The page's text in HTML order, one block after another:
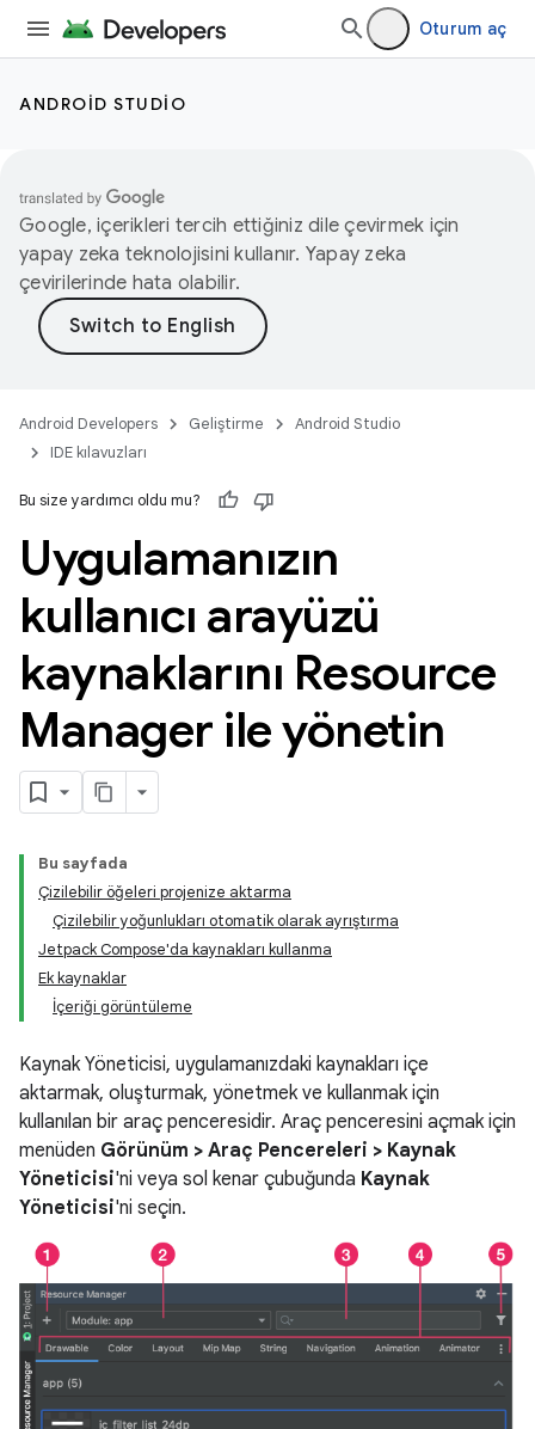
Oturum aç
ANDROID STUDIO
Google, içerikleri tercih ettiğiniz dile çevirmek için
yapay zeka teknolojisini kullanır. Yapay zeka
çevirilerinde hata olabilir.
Android Developers Geliştirme
Android Studio
IDE kılavuzları
Bu size yardımcı oldu mu?
Uygulamanızın
kullanıcı arayüzü
kaynaklarını Resource
Manager ile yönetin
Bu sayfada
Çizilebilir öğeleri projenize aktarma
Çizilebilir yoğunlukları otomatik olarak ayrıştırma
Jetpack Compose'da kaynakları kullanma
Ek kaynaklar
İçeriği görüntüleme
Kaynak Yöneticisi, uygulamanızdaki kaynakları içe
aktarmak, oluşturmak, yönetmek ve kullanmak için
kullanılan bir araç penceresidir. Araç penceresini açmak için
menüden Görünüm > Araç Pencereleri > Kaynak
Yöneticisi'ni veya sol kenar çubuğunda Kaynak
Yöneticisi'ni seçin.